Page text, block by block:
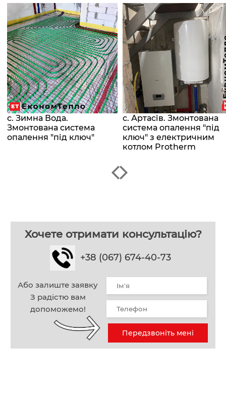
с. Зимна Вода.
Змонтована система
опалення "під ключ"
с. Артасів. Змонтована
система опалення "під
ключ" з електричним
котлом Protherm
Хочете отримати консультацію?
+38 (067) 674-40-73
Або залиште заявку
З радістю вам
допоможемо!
Передзвоніть мені